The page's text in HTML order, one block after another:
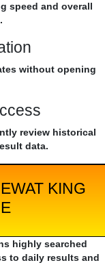
speed and overall
without opening
review historical
data.
KING
highly searched
to daily results and